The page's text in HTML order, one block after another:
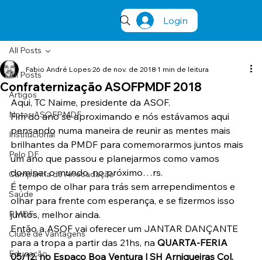
Login
All Posts
Artigos
Notas ASOFPMDF
Institucional
Pelo DF
Campanha de Arrecadação
Saúde
PMDF
Clube de Vantagens
Educação
All Posts
Confraternização ASOFPMDF 2018
Fabio André Lopes 26 de nov. de 2018 1 min de leitura
Aqui, TC Naime, presidente da ASOF.
Fim do ano se aproximando e nós estávamos aqui
pensando numa maneira de reunir as mentes mais
brilhantes da PMDF para comemorarmos juntos mais
um ano que passou e planejarmos como vamos
dominar o mundo, no próximo…rs.
É tempo de olhar para trás sem arrependimentos e
olhar para frente com esperança, e se fizermos isso
juntos, melhor ainda.
Então a ASOF vai oferecer um JANTAR DANÇANTE
para a tropa a partir das 21hs, na QUARTA-FERIA
05/12, no Espaço Boa Ventura | SH Arniqueiras Col.